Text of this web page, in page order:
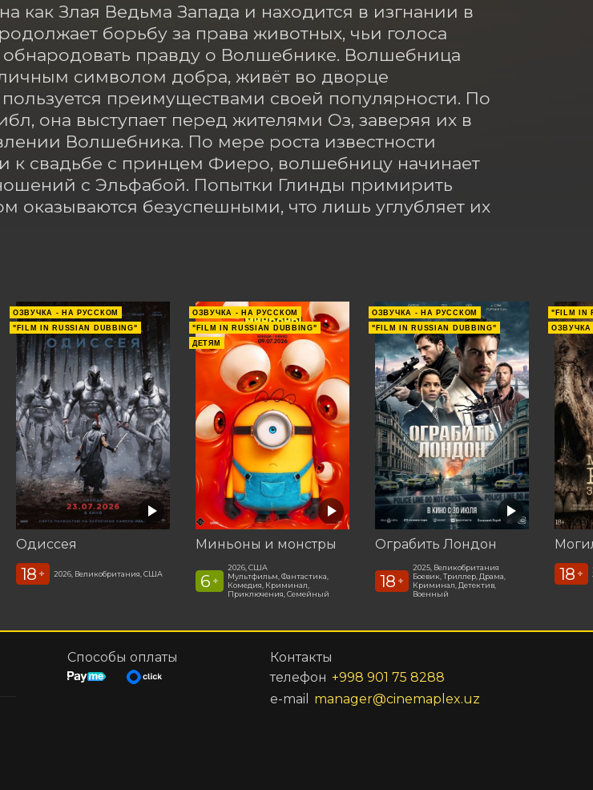
как Злая Ведьма Запада и находится в изгнании в
борьбу за права животных, чьи голоса
обнародовать правду о Волшебнике. Волшебница
символом добра, живёт во дворце
преимуществами своей популярности. По
она выступает перед жителями Оз, заверяя их в
Волшебника. По мере роста известности
к свадьбе с принцем Фиеро, волшебницу начинает
с Эльфабой. Попытки Глинды примирить
оказываются безуспешными, что лишь углубляет их
ОЗВУЧКА - НА РУССКОМ
"FILM IN RUSSIAN DUBBING"
Одиссея
18 + 2026, Великобритания, США
ОЗВУЧКА - НА РУССКОМ
"FILM IN RUSSIAN DUBBING"
ДЕТЯМ
Миньоны и монстры
6 +
2026, США
Мультфильм, Фантастика,
Комедия, Криминал,
Приключения, Семейный
ОЗВУЧКА - НА РУССКОМ
"FILM IN RUSSIAN DUBBING"
Ограбить Лондон
18 +
2025, Великобритания
Боевик, Триллер, Драма,
Криминал, Детектив,
Военный
"FILM IN
18 +
Способы оплаты
Контакты
телефон +998 901 75 8288
e-mail
manager@cinemaplex.uz